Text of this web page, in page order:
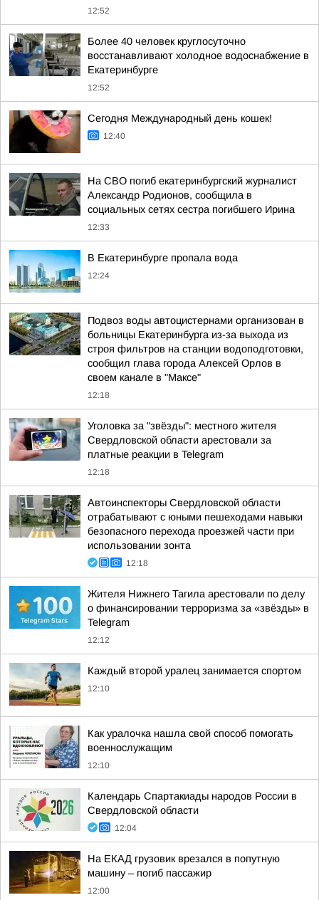
12:52
Более 40 человек круглосуточно
восстанавливают холодное водоснабжение в
Екатеринбурге
12:52
Сегодня Международный день кошек!
12:40
На СВО погиб екатеринбургский журналист
Александр Родионов, сообщила в
социальных сетях сестра погибшего Ирина
12:33
В Екатеринбурге пропала вода
12:24
Подвоз воды автоцистернами организован в
больницы Екатеринбурга из-за выхода из
строя фильтров на станции водоподготовки,
сообщил глава города Алексей Орлов в
своем канале в "Максе"
12:18
Уголовка за "звёзды": местного жителя
Свердловской области арестовали за
платные реакции в Telegram
12:18
Автоинспекторы Свердловской области
отрабатывают с юными пешеходами навыки
безопасного перехода проезжей части при
использовании зонта
12:18
Жителя Нижнего Тагила арестовали по делу
о финансировании терроризма за «звёзды» в
Telegram
12:12
Каждый второй уралец занимается спортом
12:10
Как уралочка нашла свой способ помогать
военнослужащим
12:10
Календарь Спартакиады народов России в
Свердловской области
12:04
На ЕКАД грузовик врезался в попутную
машину – погиб пассажир
12:00